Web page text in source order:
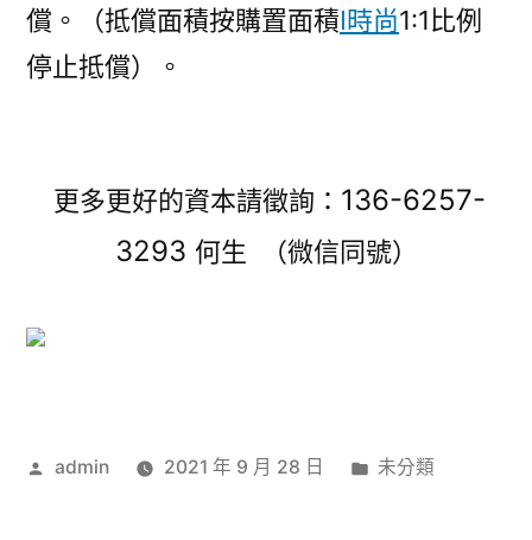
償。（抵償面積按購置面積I時尚1:1比例
停止抵償）。
更多更好的資本請徵詢： 136-6257-
3293 何生 （微信同號）
作
admin 2021 年 9 月 28 日
分
未分類